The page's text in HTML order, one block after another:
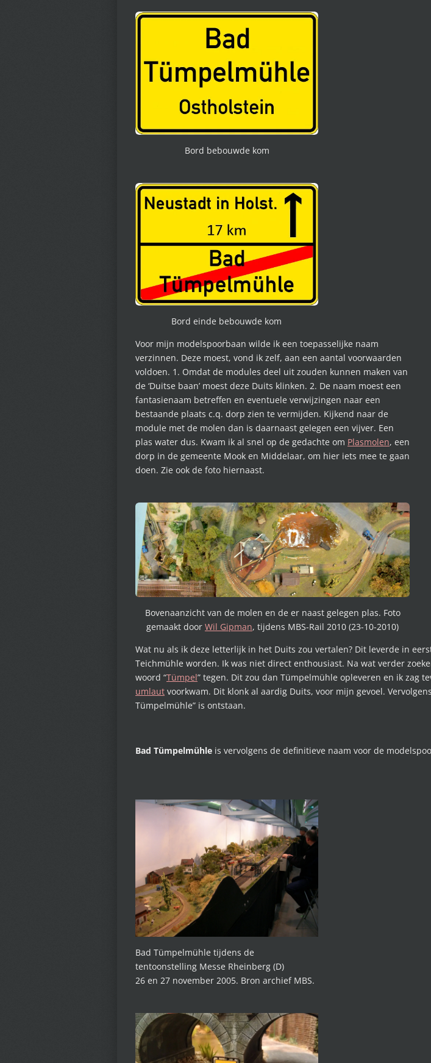
Bord bebouwde kom
Bord einde bebouwde kom
Voor mijn modelspoorbaan wilde ik een toepasselijke naam
verzinnen. Deze moest, vond ik zelf, aan een aantal voorwaarden
voldoen. 1. Omdat de modules deel uit zouden kunnen maken van
de ‘Duitse baan’ moest deze Duits klinken. 2. De naam moest een
fantasienaam betreffen en eventuele verwijzingen naar een
bestaande plaats c.q. dorp zien te vermijden. Kijkend naar de
module met de molen dan is daarnaast gelegen een vijver. Een
plas water dus. Kwam ik al snel op de gedachte om Plasmolen, een
dorp in de gemeente Mook en Middelaar, om hier iets mee te gaan
doen. Zie ook de foto hiernaast.
Bovenaanzicht van de molen en de er naast gelegen plas. Foto
gemaakt door Wil Gipman, tijdens MBS-Rail 2010 (23-10-2010)
Wat nu als ik deze letterlijk in het Duits zou vertalen? Dit leverde in
Teichmühle worden. Ik was niet direct enthousiast. Na wat verder
woord “Tümpel” tegen. Dit zou dan Tümpelmühle opleveren en ik zag
umlaut voorkwam. Dit klonk al aardig Duits, voor mijn gevoel.
Tümpelmühle” is ontstaan.
Bad Tümpelmühle is vervolgens de definitieve naam voor de
Bad Tümpelmühle tijdens de
tentoonstelling Messe Rheinberg (D)
26 en 27 november 2005. Bron archief MBS.